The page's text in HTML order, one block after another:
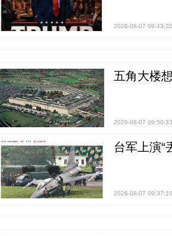
2026-08-07 09:43:32
五角大楼
2026-08-07 09:50:33
台军上演“
2026-08-07 09:37:10